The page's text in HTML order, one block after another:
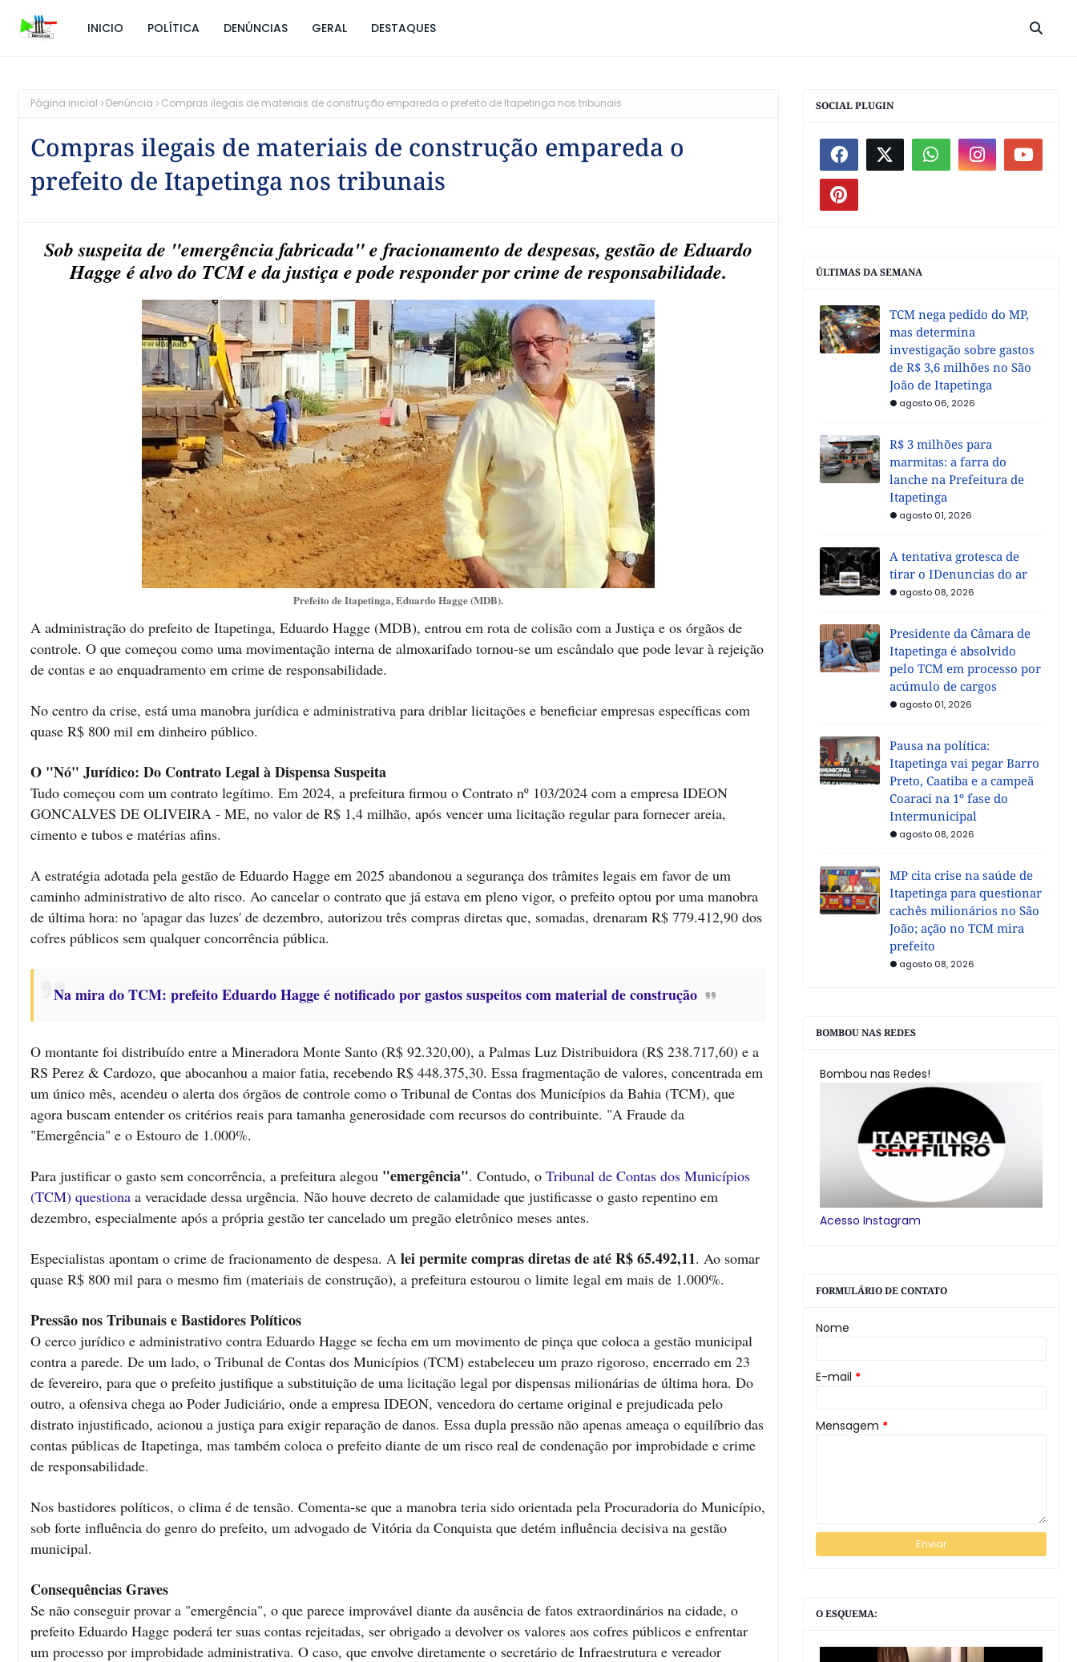
INICIO POLÍTICA DENÚNCIAS GERAL DESTAQUES
Página inicial Denúncia Compras ilegais de materiais de construção empareda o prefeito de Itapetinga nos tribunais
Compras ilegais de materiais de construção empareda o
prefeito de Itapetinga nos tribunais
Sob suspeita de "emergência fabricada" e fracionamento de despesas, gestão de Eduardo
Hagge é alvo do TCM e da justiça e pode responder por crime de responsabilidade.
Prefeito de Itapetinga, Eduardo Hagge (MDB).
A administração do prefeito de Itapetinga, Eduardo Hagge (MDB), entrou em rota de colisão com a Justiça e os órgãos de
controle. O que começou como uma movimentação interna de almoxarifado tornou-se um escândalo que pode levar à rejeição
de contas e ao enquadramento em crime de responsabilidade.
No centro da crise, está uma manobra jurídica e administrativa para driblar licitações e beneficiar empresas específicas com
quase R$ 800 mil em dinheiro público.
O "Nó" Jurídico: Do Contrato Legal à Dispensa Suspeita
Tudo começou com um contrato legítimo. Em 2024, a prefeitura firmou o Contrato nº 103/2024 com a empresa IDEON
GONCALVES DE OLIVEIRA - ME, no valor de R$ 1,4 milhão, após vencer uma licitação regular para fornecer areia,
cimento e tubos e matérias afins.
A estratégia adotada pela gestão de Eduardo Hagge em 2025 abandonou a segurança dos trâmites legais em favor de um
caminho administrativo de alto risco. Ao cancelar o contrato que já estava em pleno vigor, o prefeito optou por uma manobra
de última hora: no 'apagar das luzes' de dezembro, autorizou três compras diretas que, somadas, drenaram R$ 779.412,90 dos
cofres públicos sem qualquer concorrência pública.
Na mira do TCM: prefeito Eduardo Hagge é notificado por gastos suspeitos com material de construção
O montante foi distribuído entre a Mineradora Monte Santo (R$ 92.320,00), a Palmas Luz Distribuidora (R$ 238.717,60) e a
RS Perez & Cardozo, que abocanhou a maior fatia, recebendo R$ 448.375,30. Essa fragmentação de valores, concentrada em
um único mês, acendeu o alerta dos órgãos de controle como o Tribunal de Contas dos Municípios da Bahia (TCM), que
agora buscam entender os critérios reais para tamanha generosidade com recursos do contribuinte. "A Fraude da
"Emergência" e o Estouro de 1.000%.
Para justificar o gasto sem concorrência, a prefeitura alegou "emergência". Contudo, o Tribunal de Contas dos Municípios
(TCM) questiona a veracidade dessa urgência. Não houve decreto de calamidade que justificasse o gasto repentino em
dezembro, especialmente após a própria gestão ter cancelado um pregão eletrônico meses antes.
Especialistas apontam o crime de fracionamento de despesa. A lei permite compras diretas de até R$ 65.492,11. Ao somar
quase R$ 800 mil para o mesmo fim (materiais de construção), a prefeitura estourou o limite legal em mais de 1.000%.
Pressão nos Tribunais e Bastidores Políticos
O cerco jurídico e administrativo contra Eduardo Hagge se fecha em um movimento de pinça que coloca a gestão municipal
contra a parede. De um lado, o Tribunal de Contas dos Municípios (TCM) estabeleceu um prazo rigoroso, encerrado em 23
de fevereiro, para que o prefeito justifique a substituição de uma licitação legal por dispensas milionárias de última hora. Do
outro, a ofensiva chega ao Poder Judiciário, onde a empresa IDEON, vencedora do certame original e prejudicada pelo
distrato injustificado, acionou a justiça para exigir reparação de danos. Essa dupla pressão não apenas ameaça o equilíbrio das
contas públicas de Itapetinga, mas também coloca o prefeito diante de um risco real de condenação por improbidade e crime
de responsabilidade.
Nos bastidores políticos, o clima é de tensão. Comenta-se que a manobra teria sido orientada pela Procuradoria do Município,
sob forte influência do genro do prefeito, um advogado de Vitória da Conquista que detém influência decisiva na gestão
municipal.
Consequências Graves
Se não conseguir provar a "emergência", o que parece improvável diante da ausência de fatos extraordinários na cidade, o
prefeito Eduardo Hagge poderá ter suas contas rejeitadas, ser obrigado a devolver os valores aos cofres públicos e enfrentar
um processo por improbidade administrativa. O caso, que envolve diretamente o secretário de Infraestrutura e vereador
SOCIAL PLUGIN
ÚLTIMAS DA SEMANA
TCM nega pedido do MP,
mas determina
investigação sobre gastos
de R$ 3,6 milhões no São
João de Itapetinga
agosto 06, 2026
R$ 3 milhões para
marmitas: a farra do
lanche na Prefeitura de
Itapetinga
agosto 01, 2026
A tentativa grotesca de
tirar o IDenuncias do ar
agosto 08, 2026
Presidente da Câmara de
Itapetinga é absolvido
pelo TCM em processo por
acúmulo de cargos
agosto 01, 2026
Pausa na política:
Itapetinga vai pegar Barro
Preto, Caatiba e a campeã
Coaraci na 1º fase do
Intermunicipal
agosto 08, 2026
MP cita crise na saúde de
Itapetinga para questionar
cachês milionários no São
João; ação no TCM mira
prefeito
agosto 08, 2026
BOMBOU NAS REDES
Bombou nas Redes!
Acesso Instagram
FORMULÁRIO DE CONTATO
Nome
E-mail *
Mensagem *
O ESQUEMA: